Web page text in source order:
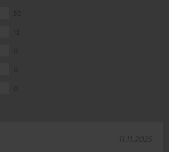
11.11.2025